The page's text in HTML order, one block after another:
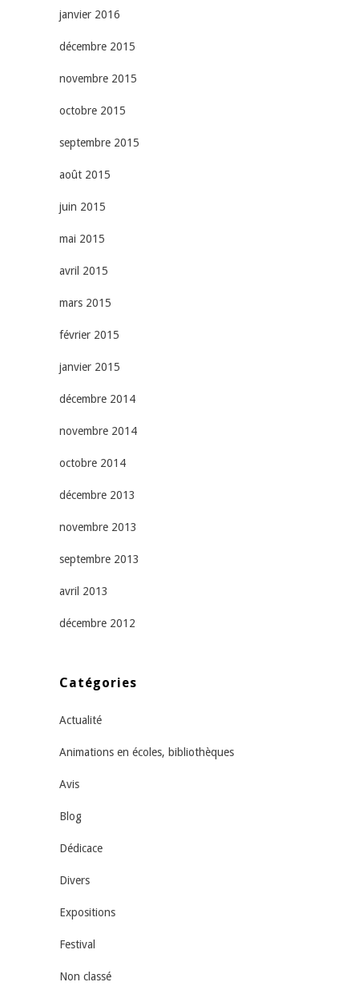
janvier 2016
décembre 2015
novembre 2015
octobre 2015
septembre 2015
août 2015
juin 2015
mai 2015
avril 2015
mars 2015
février 2015
janvier 2015
décembre 2014
novembre 2014
octobre 2014
décembre 2013
novembre 2013
septembre 2013
avril 2013
décembre 2012
Catégories
Actualité
Animations en écoles, bibliothèques
Avis
Blog
Dédicace
Divers
Expositions
Festival
Non classé